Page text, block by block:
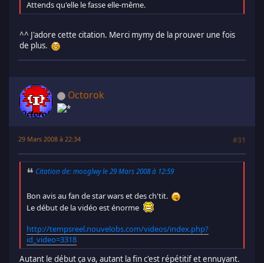
Attends qu'elle le fasse elle-même.
^^ J'adore cette citation. Merci mymy de la prouver une fois
de plus.
Octorok
29 Mars 2008 à 22:34 #31
Citation de: mooglwy le 29 Mars 2008 à 12:59
Bon avis au fan de star wars et des ch'tit.
Le début de la vidéo est énorme
http://tempsreel.nouvelobs.com/videos/index.php?
id_video=3318
Autant le début ça va, autant la fin c'est répétitif et ennuyant.